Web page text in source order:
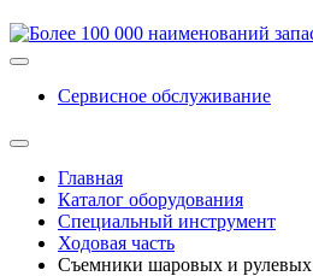
Сервисное обслуживание
Главная
Каталог оборудования
Специальный инструмент
Ходовая часть
Съемники шаровых и рулевых